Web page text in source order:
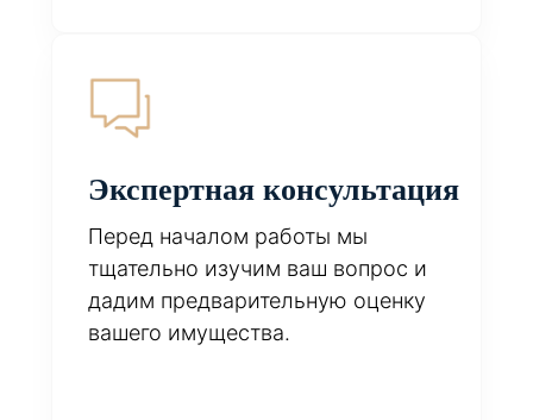
Экспертная консультация
Перед началом работы мы
тщательно изучим ваш вопрос и
дадим предварительную оценку
вашего имущества.